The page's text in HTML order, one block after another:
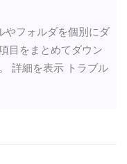
やフォルダを個別にダ
目をまとめてダウン
詳細を表示 トラブル